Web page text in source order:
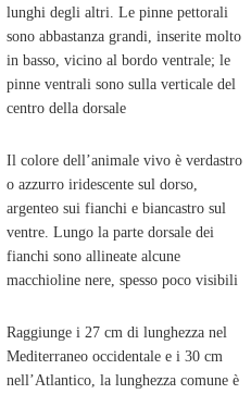
lunghi degli altri. Le pinne pettorali
sono abbastanza grandi, inserite molto
in basso, vicino al bordo ventrale; le
pinne ventrali sono sulla verticale del
centro della dorsale
Il colore dell’animale vivo è verdastro
o azzurro iridescente sul dorso,
argenteo sui fianchi e biancastro sul
ventre. Lungo la parte dorsale dei
fianchi sono allineate alcune
macchioline nere, spesso poco visibili
Raggiunge i 27 cm di lunghezza nel
Mediterraneo occidentale e i 30 cm
nell’Atlantico, la lunghezza comune è